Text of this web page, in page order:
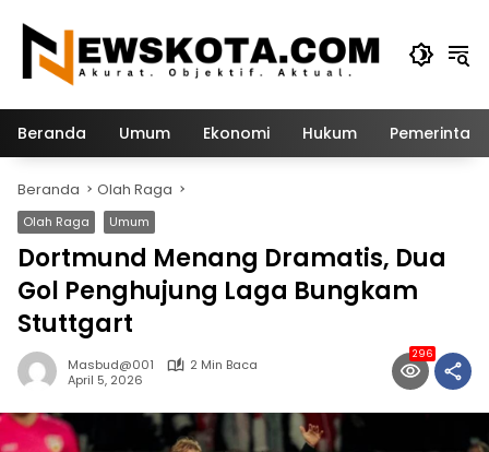
konten
Beranda Umum Ekonomi Hukum
Beranda Olah Raga
Olah Raga Umum
Dortmund Menang Dramatis, Dua
Gol Penghujung Laga Bungkam
Stuttgart
Masbud@001
2 Min Baca
April 5, 2026
296